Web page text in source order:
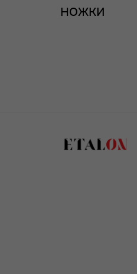
ножки